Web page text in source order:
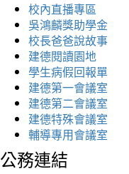
校內直播專區
吳鴻麟獎助學金
校長爸爸說故事
建德閱讀園地
學生病假回報單
建德第一會議室
建德第二會議室
建德特殊會議室
輔導專用會議室
公務連結